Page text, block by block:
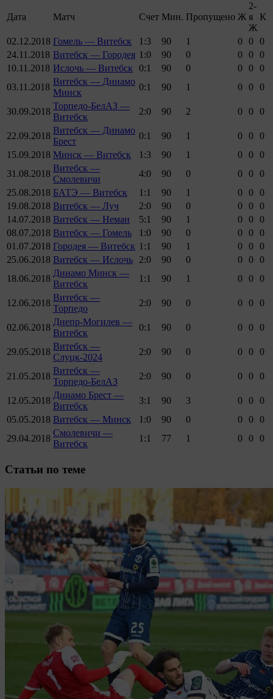
Дата Матч Счет Мин. Пропущено Ж
2-
я
Ж
К
02.12.2018 Гомель — Витебск 1:3 90 1 0 0 0
24.11.2018 Витебск — Городея 1:0 90 0 0 0 0
10.11.2018 Ислочь — Витебск 0:1 90 0 0 0 0
03.11.2018
Витебск — Динамо
Минск
0:1 90 1 0 0 0
30.09.2018
Торпедо-БелАЗ —
Витебск
2:0 90 2 0 0 0
22.09.2018
Витебск — Динамо
Брест
0:1 90 1 0 0 0
15.09.2018 Минск — Витебск 1:3 90 1 0 0 0
31.08.2018
Витебск —
Смолевичи
4:0 90 0 0 0 0
25.08.2018 БАТЭ — Витебск 1:1 90 1 0 0 0
19.08.2018 Витебск — Луч 2:0 90 0 0 0 0
14.07.2018 Витебск — Неман 5:1 90 1 0 0 0
08.07.2018 Витебск — Гомель 1:0 90 0 0 0 0
01.07.2018 Городея — Витебск 1:1 90 1 0 0 0
25.06.2018 Витебск — Ислочь 2:0 90 0 0 0 0
18.06.2018
Динамо Минск —
Витебск
1:1 90 1 0 0 0
12.06.2018
Витебск —
Торпедо
2:0 90 0 0 0 0
02.06.2018
Днепр-Могилев —
Витебск
0:1 90 0 0 0 0
29.05.2018
Витебск —
Слуцк-2024
2:0 90 0 0 0 0
21.05.2018
Витебск —
Торпедо-БелАЗ
2:0 90 0 0 0 0
12.05.2018
Динамо Брест —
Витебск
3:1 90 3 0 0 0
05.05.2018 Витебск — Минск 1:0 90 0 0 0 0
29.04.2018
Смолевичи —
Витебск
1:1 77 1 0 0 0
Cтатьи по теме